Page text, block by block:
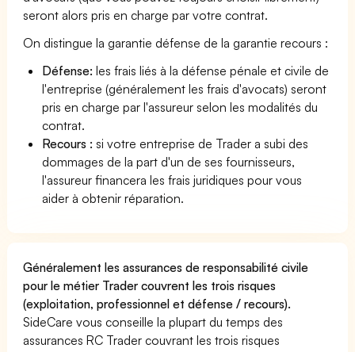
seront alors pris en charge par votre contrat.
On distingue la garantie défense de la garantie recours :
Défense: les frais liés à la défense pénale et civile de
l'entreprise (généralement les frais d'avocats) seront
pris en charge par l'assureur selon les modalités du
contrat.
Recours : si votre entreprise de Trader a subi des
dommages de la part d'un de ses fournisseurs,
l'assureur financera les frais juridiques pour vous
aider à obtenir réparation.
Généralement les assurances de responsabilité civile
pour le métier Trader couvrent les trois risques
(exploitation, professionnel et défense / recours).
SideCare vous conseille la plupart du temps des
assurances RC Trader couvrant les trois risques